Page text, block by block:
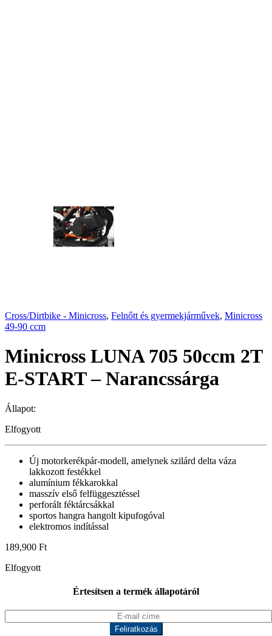
Cross/Dirtbike - Minicross, Felnőtt és gyermekjárművek, Minicross
49-90 ccm
Minicross LUNA 705 50ccm 2T
E-START – Narancssárga
Állapot:
Elfogyott
Új motorkerékpár-modell, amelynek szilárd delta váza
lakkozott festékkel
alumínium fékkarokkal
masszív első felfüggesztéssel
perforált féktárcsákkal
sportos hangra hangolt kipufogóval
elektromos indítással
189,900 Ft
Elfogyott
Értesítsen a termék állapotáról